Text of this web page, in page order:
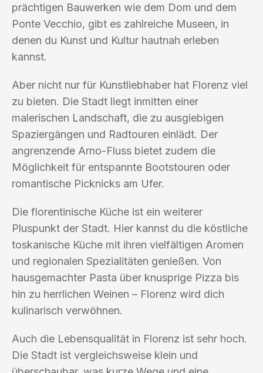
prächtigen Bauwerken wie dem Dom und dem
Ponte Vecchio, gibt es zahlreiche Museen, in
denen du Kunst und Kultur hautnah erleben
kannst.
Aber nicht nur für Kunstliebhaber hat Florenz viel
zu bieten. Die Stadt liegt inmitten einer
malerischen Landschaft, die zu ausgiebigen
Spaziergängen und Radtouren einlädt. Der
angrenzende Arno-Fluss bietet zudem die
Möglichkeit für entspannte Bootstouren oder
romantische Picknicks am Ufer.
Die florentinische Küche ist ein weiterer
Pluspunkt der Stadt. Hier kannst du die köstliche
toskanische Küche mit ihren vielfältigen Aromen
und regionalen Spezialitäten genießen. Von
hausgemachter Pasta über knusprige Pizza bis
hin zu herrlichen Weinen – Florenz wird dich
kulinarisch verwöhnen.
Auch die Lebensqualität in Florenz ist sehr hoch.
Die Stadt ist vergleichsweise klein und